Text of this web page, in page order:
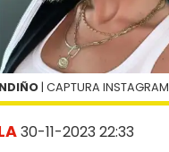
30-11-2023 22:33
| CAPTURA INSTAGRAM